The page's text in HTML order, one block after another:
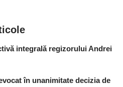
integrală regizorului Andrei
în unanimitate decizia de